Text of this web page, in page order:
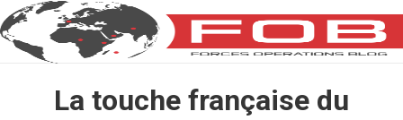
La touche française du